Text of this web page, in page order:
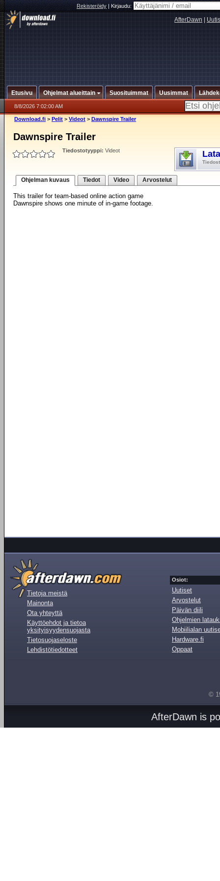
Rekisteröidy|Kirjaudu:
AfterDawn
Etusivu Ohjelmat alueittain Suosituimmat Uusimmat
8/8/2026 7:02:00 AM
Download.fi > Pelit > Videot > Dawnspire Trailer
Dawnspire Trailer
Tiedostotyyppi: Videot
Ohjelman kuvaus Tiedot Video Arvostelut
This trailer for team-based online action game
Dawnspire shows one minute of in-game footage.
Tietoja meistä
Mainonta
Ota yhteyttä
Käyttöehdot ja tietoa
yksityisyydensuojasta
Tietosuojaseloste
Lehdistötiedotteet
Osiot:
Uutiset
Arvostelut
Päivän diili
Ohjelmien
Mobiilialan
Hardware.fi
Oppaat
©
AfterDawn is